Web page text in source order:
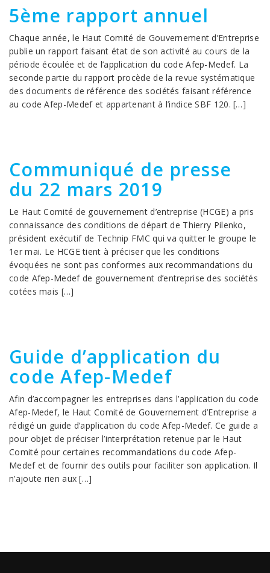
5ème rapport annuel
Chaque année, le Haut Comité de Gouvernement d’Entreprise
publie un rapport faisant état de son activité au cours de la
période écoulée et de l’application du code Afep-Medef. La
seconde partie du rapport procède de la revue systématique
des documents de référence des sociétés faisant référence
au code Afep-Medef et appartenant à l’indice SBF 120. […]
Communiqué de presse
du 22 mars 2019
Le Haut Comité de gouvernement d’entreprise (HCGE) a pris
connaissance des conditions de départ de Thierry Pilenko,
président exécutif de Technip FMC qui va quitter le groupe le
1er mai. Le HCGE tient à préciser que les conditions
évoquées ne sont pas conformes aux recommandations du
code Afep-Medef de gouvernement d’entreprise des sociétés
cotées mais […]
Guide d’application du
code Afep-Medef
Afin d’accompagner les entreprises dans l’application du code
Afep-Medef, le Haut Comité de Gouvernement d’Entreprise a
rédigé un guide d’application du code Afep-Medef. Ce guide a
pour objet de préciser l’interprétation retenue par le Haut
Comité pour certaines recommandations du code Afep-
Medef et de fournir des outils pour faciliter son application. Il
n’ajoute rien aux […]